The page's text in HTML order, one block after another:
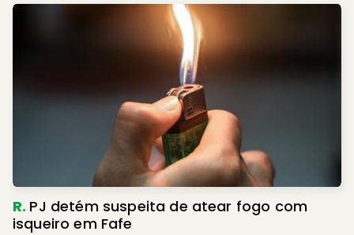
R. PJ detém suspeita de atear fogo com
isqueiro em Fafe